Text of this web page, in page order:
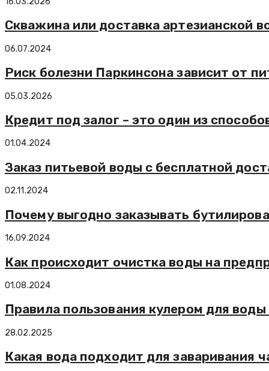
Скважина или доставка артезианской
06.07.2024
Риск болезни Паркинсона зависит от
05.03.2026
Кредит под залог – это один из
01.04.2024
Заказ питьевой воды с бесплатной
02.11.2024
Почему выгодно заказывать
16.09.2024
Как происходит очистка воды на
01.08.2024
Правила пользования кулером для
28.02.2025
Какая вода подходит для заваривания